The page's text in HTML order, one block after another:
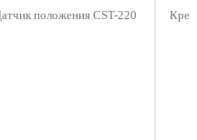
положения CST-220